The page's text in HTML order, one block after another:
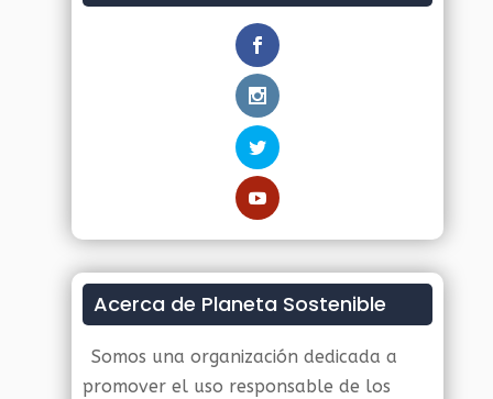
Acerca de Planeta Sostenible
Somos una organización dedicada a
promover el uso responsable de los